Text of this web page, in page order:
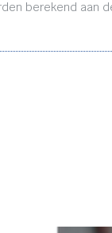
berekend aan